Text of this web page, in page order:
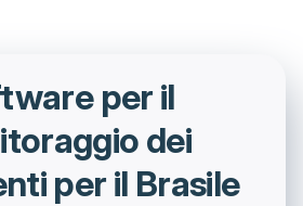
per il
dei
per il Brasile